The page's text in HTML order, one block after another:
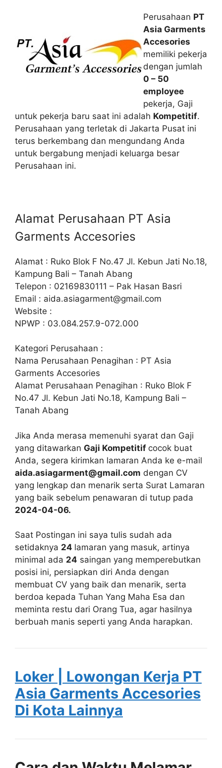
Perusahaan PT
Asia Garments
Accesories
memiliki pekerja
dengan jumlah
0 – 50
employee
pekerja, Gaji
untuk pekerja baru saat ini adalah Kompetitif.
Perusahaan yang terletak di Jakarta Pusat ini
terus berkembang dan mengundang Anda
untuk bergabung menjadi keluarga besar
Perusahaan ini.
Alamat Perusahaan PT Asia
Garments Accesories
Alamat : Ruko Blok F No.47 Jl. Kebun Jati No.18,
Kampung Bali – Tanah Abang
Telepon : 02169830111 – Pak Hasan Basri
Email : aida.asiagarment@gmail.com
Website :
NPWP : 03.084.257.9-072.000
Kategori Perusahaan :
Nama Perusahaan Penagihan : PT Asia
Garments Accesories
Alamat Perusahaan Penagihan : Ruko Blok F
No.47 Jl. Kebun Jati No.18, Kampung Bali –
Tanah Abang
Jika Anda merasa memenuhi syarat dan Gaji
yang ditawarkan Gaji Kompetitif cocok buat
Anda, segera kirimkan lamaran Anda ke e-mail
aida.asiagarment@gmail.com dengan CV
yang lengkap dan menarik serta Surat Lamaran
yang baik sebelum penawaran di tutup pada
2024-04-06.
Saat Postingan ini saya tulis sudah ada
setidaknya 24 lamaran yang masuk, artinya
minimal ada 24 saingan yang memperebutkan
posisi ini, persiapkan diri Anda dengan
membuat CV yang baik dan menarik, serta
berdoa kepada Tuhan Yang Maha Esa dan
meminta restu dari Orang Tua, agar hasilnya
berbuah manis seperti yang Anda harapkan.
Loker | Lowongan Kerja PT
Asia Garments Accesories
Di Kota Lainnya